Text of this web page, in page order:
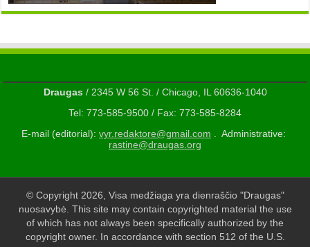
Draugas/ 2345 W 56 St. / Chicago, IL 60636-1040
Tel: 773-585-9500 / Fax: 773-585-8284
E-mail (editorial): vyr.redaktore@gmail.com . Administrative:
rastine@draugas.org
© Copyright 2026, Visa medžiaga yra dienraščio "Draugas"
nuosavybė. This site may contain copyrighted material the use
of which has not always been specifically authorized by the
copyright owner. In accordance with section 512 of the U.S.